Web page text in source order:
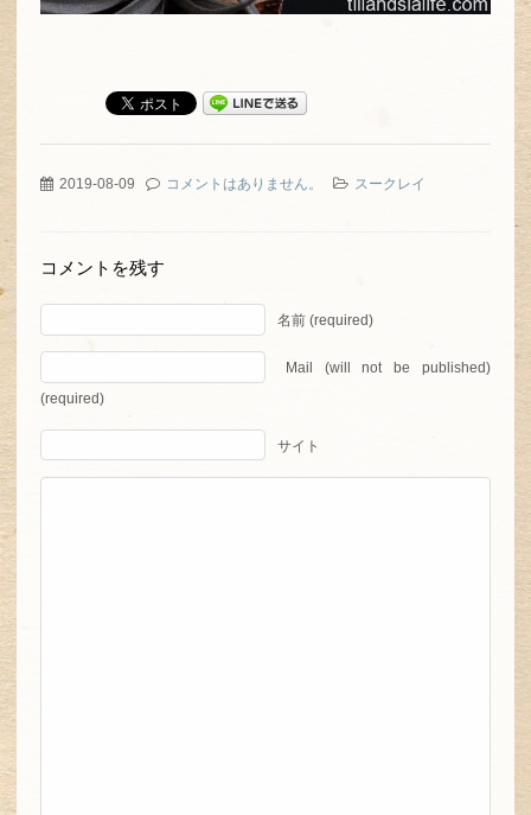
2019-08-09 コメントはありません。 スークレイ
コメントを残す
名前 (required)
Mail (will not be published)
(required)
サイト